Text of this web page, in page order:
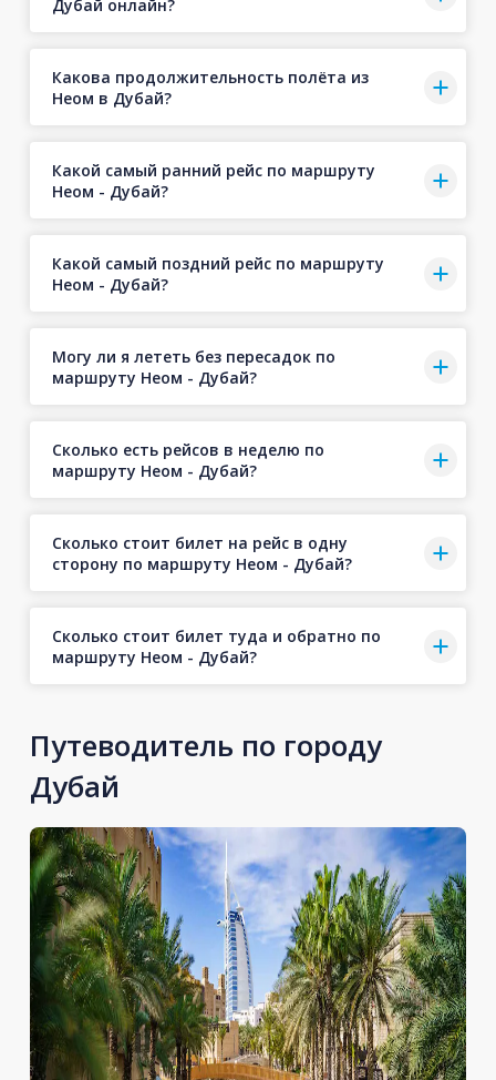
Дубай онлайн?
Какова продолжительность полёта из
Неом в Дубай?
Какой самый ранний рейс по маршруту
Неом - Дубай?
Какой самый поздний рейс по маршруту
Неом - Дубай?
Могу ли я лететь без пересадок по
маршруту Неом - Дубай?
Сколько есть рейсов в неделю по
маршруту Неом - Дубай?
Сколько стоит билет на рейс в одну
сторону по маршруту Неом - Дубай?
Сколько стоит билет туда и обратно по
маршруту Неом - Дубай?
Путеводитель по городу
Дубай